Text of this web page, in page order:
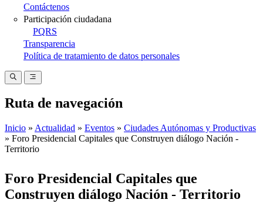
Contáctenos
Participación ciudadana
PQRS
Transparencia
Política de tratamiento de datos personales
Ruta de navegación
Inicio Actualidad Eventos
Ciudades Autónomas y Productivas
Foro Presidencial Capitales que Construyen diálogo Nación -
Territorio
Foro Presidencial Capitales que
Construyen diálogo Nación - Territorio